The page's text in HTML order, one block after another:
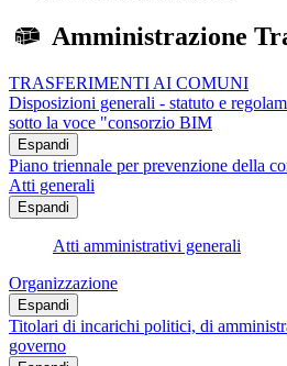
Amministrazione
TRASFERIMENTI AI COMUNI
Disposizioni generali - statuto e
sotto la voce "consorzio BIM
Espandi
Piano triennale per prevenzione della
Atti generali
Espandi
Atti amministrativi generali
Organizzazione
Espandi
Titolari di incarichi politici, di
governo